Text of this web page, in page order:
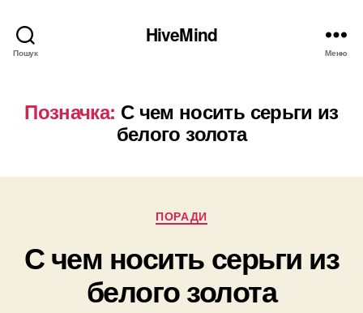
Пошук
HiveMind
Меню
Позначка: С чем носить серьги из
белого золота
Категорії
ПОРАДИ
С чем носить серьги из
белого золота